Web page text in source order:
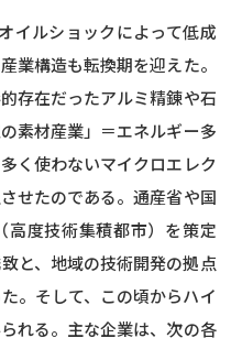
イルショックによって低成
業構造も転換期を迎えた。
存在だったアルミ精錬や石
素材産業」＝エネルギー多
く使わないマイクロエレク
せたのである。通産省や国
高度技術集積都市）を策定
と、地域の技術開発の拠点
。そして、この頃からハイ
れる。主な企業は、次の各